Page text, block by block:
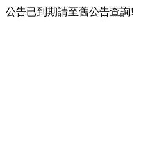
公告已到期請至舊公告查詢!